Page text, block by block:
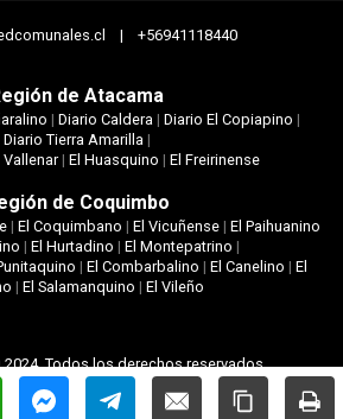
| +56941118440
de Atacama
| Diario Caldera | Diario El Copiapino |
Diario Tierra Amarilla |
Vallenar| El Huasquino | El Freirinense
de Coquimbo
| El Coquimbano | El Vicuñense| El Paihuanino
| El Hurtadino | El Montepatrino |
|El Combarbalino |El Canelino |El
| El Salamanquino | El Vileño
Todos los derechos reservados.